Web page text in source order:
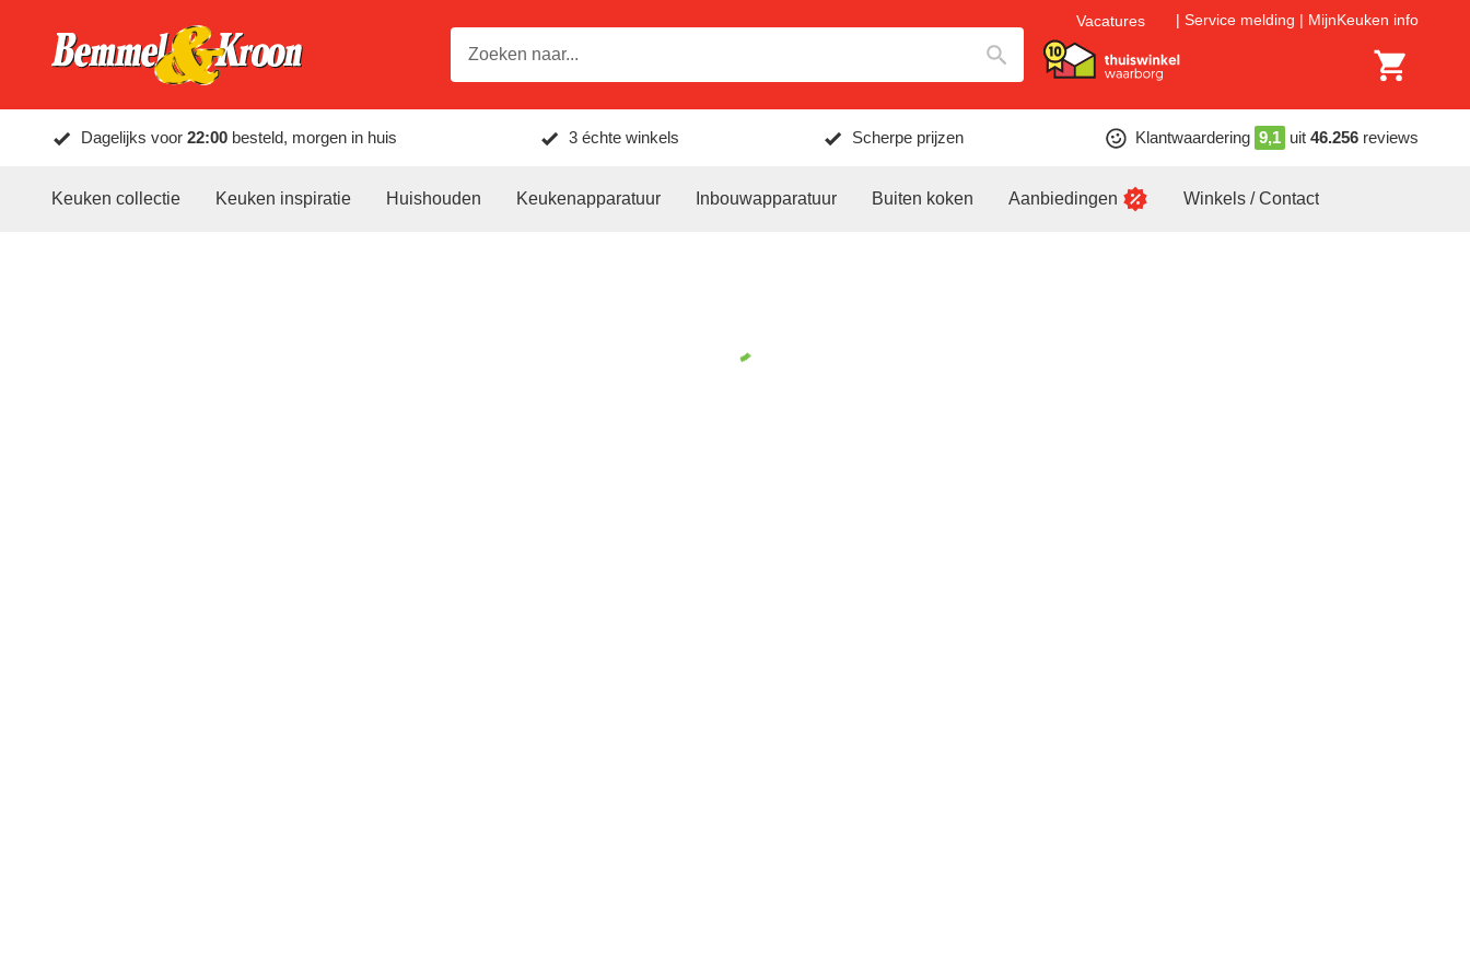
Vacatures Service melding MijnKeuken info
Dagelijks voor 22:00 besteld, morgen in huis 3 échte winkels Scherpe prijzen Klantwaardering 9,1 uit 46.256 reviews
Keuken collectie Keuken inspiratie Huishouden Keukenapparatuur Inbouwapparatuur Buiten koken Aanbiedingen Winkels / Contact